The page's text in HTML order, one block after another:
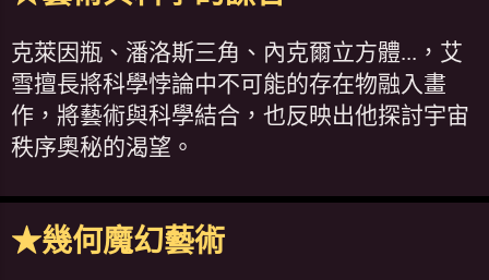
克萊因瓶、潘洛斯三角、內克爾立方體...，艾
雪擅長將科學悖論中不可能的存在物融入畫
作，將藝術與科學結合，也反映出他探討宇宙
秩序奧秘的渴望。
★幾何魔幻藝術